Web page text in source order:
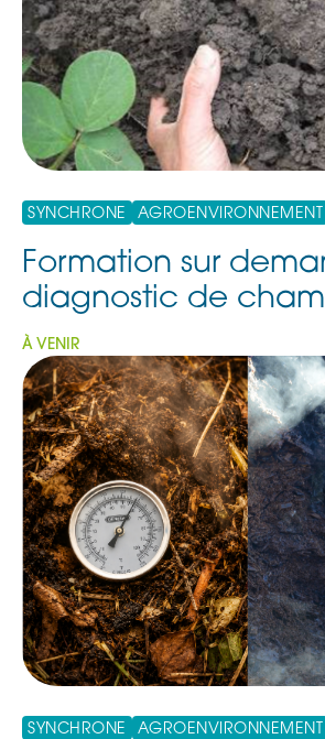
SYNCHRONE AGROENVIRONNEMENT
Formation sur
diagnostic de
À VENIR
SYNCHRONE AGROENVIRONNEMENT